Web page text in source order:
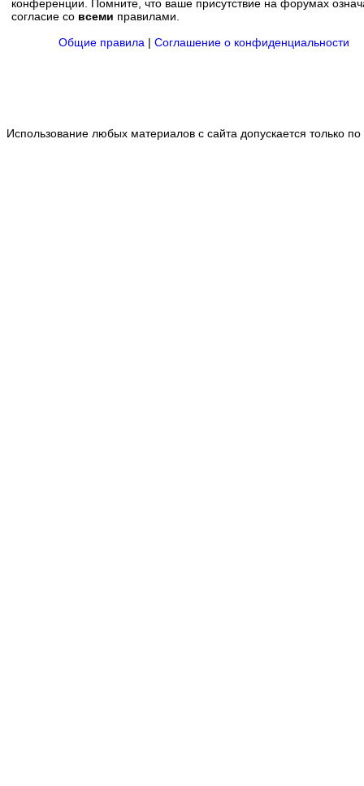
конференции. Помните, что ваше присутствие на форумах
согласие со всеми правилами.
Общие правила | Соглашение о конфиденциальности
Использование любых материалов с сайта допускается только